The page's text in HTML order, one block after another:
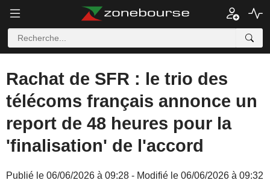
Rachat de SFR : le trio des
télécoms français annonce un
report de 48 heures pour la
'finalisation' de l'accord
Publié le 06/06/2026 à 09:28 - Modifié le 06/06/2026 à 09:32